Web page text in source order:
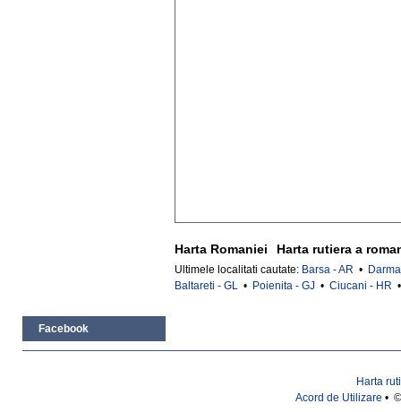
Facebook
Harta Romaniei Harta rutiera a
Ultimele localitati cautate: Barsa - AR •
Baltareti - GL • Poienita - GJ • Ciucani - HR
Harta
Acord de Utilizare •